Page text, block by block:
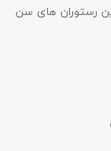
رستوران های سن